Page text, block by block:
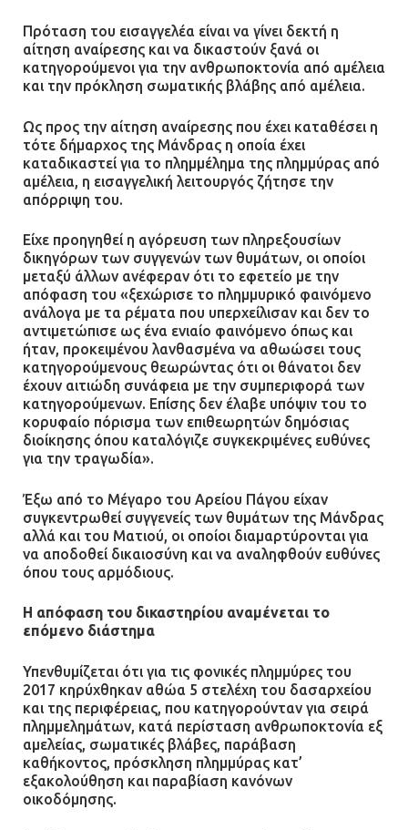
Πρόταση του εισαγγελέα είναι να γίνει δεκτή η
αίτηση αναίρεσης και να δικαστούν ξανά οι
κατηγορούμενοι για την ανθρωποκτονία από αμέλεια
και την πρόκληση σωματικής βλάβης από αμέλεια.
Ως προς την αίτηση αναίρεσης που έχει καταθέσει η
τότε δήμαρχος της Μάνδρας η οποία έχει
καταδικαστεί για το πλημμέλημα της πλημμύρας από
αμέλεια, η εισαγγελική λειτουργός ζήτησε την
απόρριψη του.
Είχε προηγηθεί η αγόρευση των πληρεξουσίων
δικηγόρων των συγγενών των θυμάτων, οι οποίοι
μεταξύ άλλων ανέφεραν ότι το εφετείο με την
απόφαση του «ξεχώρισε το πλημμυρικό φαινόμενο
ανάλογα με τα ρέματα που υπερχείλισαν και δεν το
αντιμετώπισε ως ένα ενιαίο φαινόμενο όπως και
ήταν, προκειμένου λανθασμένα να αθωώσει τους
κατηγορούμενους θεωρώντας ότι οι θάνατοι δεν
έχουν αιτιώδη συνάφεια με την συμπεριφορά των
κατηγορούμενων. Επίσης δεν έλαβε υπόψιν του το
κορυφαίο πόρισμα των επιθεωρητών δημόσιας
διοίκησης όπου καταλόγιζε συγκεκριμένες ευθύνες
για την τραγωδία».
Έξω από το Μέγαρο του Αρείου Πάγου είχαν
συγκεντρωθεί συγγενείς των θυμάτων της Μάνδρας
αλλά και του Ματιού, οι οποίοι διαμαρτύρονται για
να αποδοθεί δικαιοσύνη και να αναληφθούν ευθύνες
όπου τους αρμόδιους.
Η απόφαση του δικαστηρίου αναμένεται το
επόμενο διάστημα
Υπενθυμίζεται ότι για τις φονικές πλημμύρες του
2017 κηρύχθηκαν αθώα 5 στελέχη του δασαρχείου
και της περιφέρειας, που κατηγορούνταν για σειρά
πλημμελημάτων, κατά περίσταση ανθρωποκτονία εξ
αμελείας, σωματικές βλάβες, παράβαση
καθήκοντος, πρόσκληση πλημμύρας κατ’
εξακολούθηση και παραβίαση κανόνων
οικοδόμησης.